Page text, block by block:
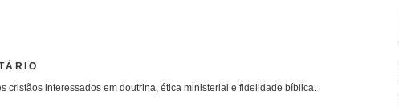
cristãos interessados em doutrina, ética ministerial e fidelidade bíblica.